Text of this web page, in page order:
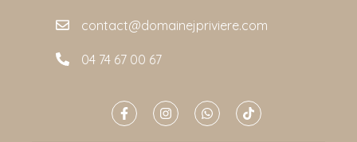
contact@domainejpriviere.com
04 74 67 00 67